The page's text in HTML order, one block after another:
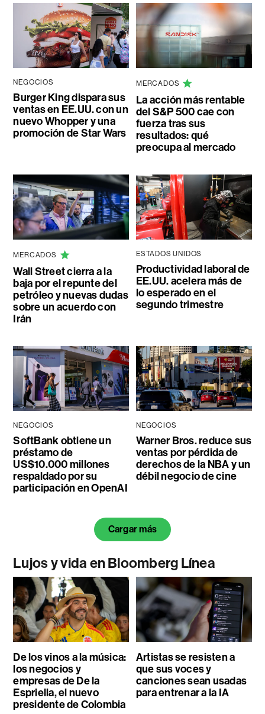
NEGOCIOS
Burger King dispara sus
ventas en EE.UU. con un
nuevo Whopper y una
promoción de Star Wars
MERCADOS
La acción más rentable
del S&P 500 cae con
fuerza tras sus
resultados: qué
preocupa al mercado
MERCADOS
Wall Street cierra a la
baja por el repunte del
petróleo y nuevas dudas
sobre un acuerdo con
Irán
ESTADOS UNIDOS
Productividad laboral de
EE.UU. acelera más de
lo esperado en el
segundo trimestre
NEGOCIOS
SoftBank obtiene un
préstamo de
US$10.000 millones
respaldado por su
participación en OpenAI
NEGOCIOS
Warner Bros. reduce sus
ventas por pérdida de
derechos de la NBA y un
débil negocio de cine
Cargar más
Lujos y vida en Bloomberg Línea
De los vinos a la música:
los negocios y
empresas de De la
Espriella, el nuevo
presidente de Colombia
Artistas se resisten a
que sus voces y
canciones sean usadas
para entrenar a la IA